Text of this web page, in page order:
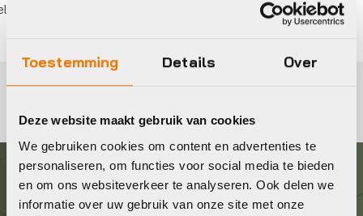
Toestemming Details Over
Deze website maakt gebruik van cookies
We gebruiken cookies om content en advertenties te
personaliseren, om functies voor social media te bieden
en om ons websiteverkeer te analyseren. Ook delen we
informatie over uw gebruik van onze site met onze
verzending vanaf €50
Graag in contact komen?